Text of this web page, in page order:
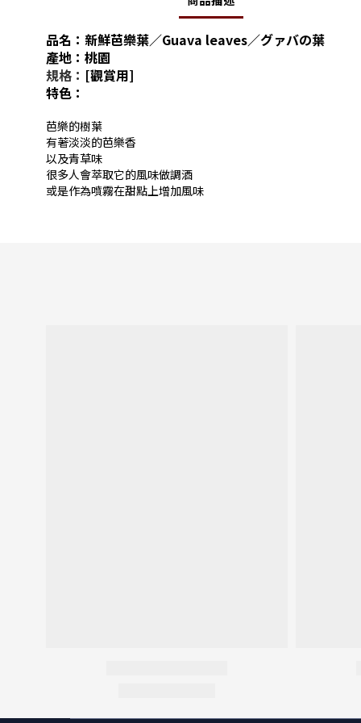
品名：新鮮芭樂葉／Guava leaves／グァバの葉
產地：桃園
規格： [觀賞用]
特色：
芭樂的樹葉
有著淡淡的芭樂香
以及青草味
很多人會萃取它的風味做調酒
或是作為噴霧在甜點上增加風味